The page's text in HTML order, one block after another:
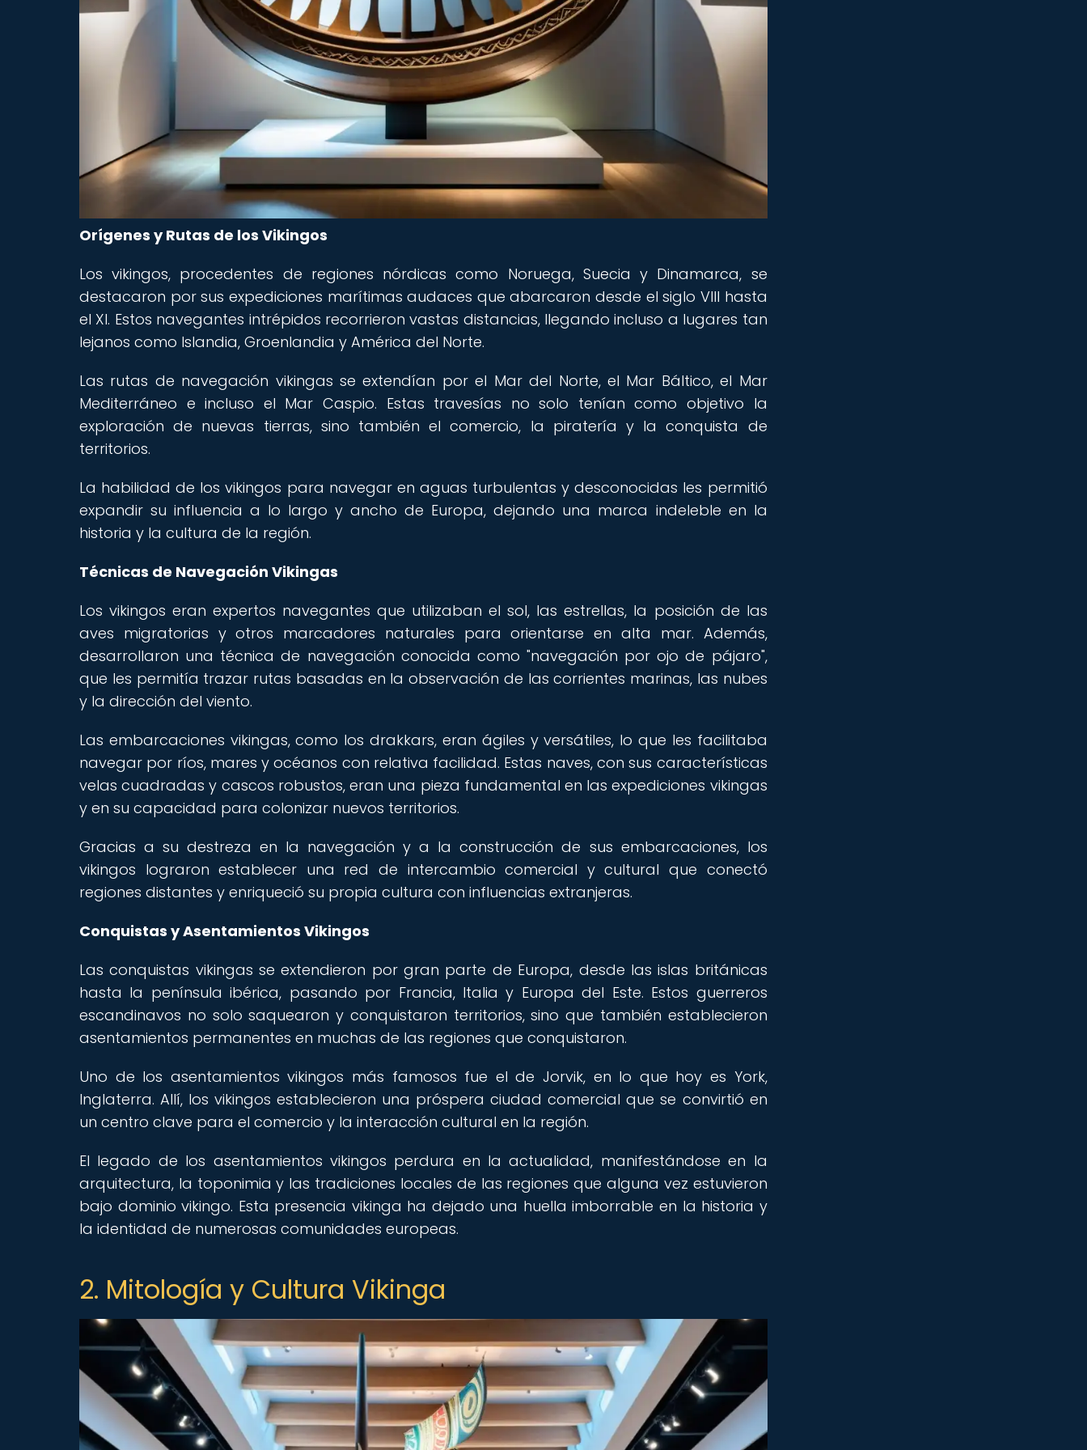
Orígenes y Rutas de los Vikingos
Los vikingos, procedentes de regiones nórdicas como Noruega, Suecia y Dinamarca, se
destacaron por sus expediciones marítimas audaces que abarcaron desde el siglo VIII hasta
el XI. Estos navegantes intrépidos recorrieron vastas distancias, llegando incluso a lugares tan
lejanos como Islandia, Groenlandia y América del Norte.
Las rutas de navegación vikingas se extendían por el Mar del Norte, el Mar Báltico, el Mar
Mediterráneo e incluso el Mar Caspio. Estas travesías no solo tenían como objetivo la
exploración de nuevas tierras, sino también el comercio, la piratería y la conquista de
territorios.
La habilidad de los vikingos para navegar en aguas turbulentas y desconocidas les permitió
expandir su influencia a lo largo y ancho de Europa, dejando una marca indeleble en la
historia y la cultura de la región.
Técnicas de Navegación Vikingas
Los vikingos eran expertos navegantes que utilizaban el sol, las estrellas, la posición de las
aves migratorias y otros marcadores naturales para orientarse en alta mar. Además,
desarrollaron una técnica de navegación conocida como "navegación por ojo de pájaro",
que les permitía trazar rutas basadas en la observación de las corrientes marinas, las nubes
y la dirección del viento.
Las embarcaciones vikingas, como los drakkars, eran ágiles y versátiles, lo que les facilitaba
navegar por ríos, mares y océanos con relativa facilidad. Estas naves, con sus características
velas cuadradas y cascos robustos, eran una pieza fundamental en las expediciones vikingas
y en su capacidad para colonizar nuevos territorios.
Gracias a su destreza en la navegación y a la construcción de sus embarcaciones, los
vikingos lograron establecer una red de intercambio comercial y cultural que conectó
regiones distantes y enriqueció su propia cultura con influencias extranjeras.
Conquistas y Asentamientos Vikingos
Las conquistas vikingas se extendieron por gran parte de Europa, desde las islas británicas
hasta la península ibérica, pasando por Francia, Italia y Europa del Este. Estos guerreros
escandinavos no solo saquearon y conquistaron territorios, sino que también establecieron
asentamientos permanentes en muchas de las regiones que conquistaron.
Uno de los asentamientos vikingos más famosos fue el de Jorvik, en lo que hoy es York,
Inglaterra. Allí, los vikingos establecieron una próspera ciudad comercial que se convirtió en
un centro clave para el comercio y la interacción cultural en la región.
El legado de los asentamientos vikingos perdura en la actualidad, manifestándose en la
arquitectura, la toponimia y las tradiciones locales de las regiones que alguna vez estuvieron
bajo dominio vikingo. Esta presencia vikinga ha dejado una huella imborrable en la historia y
la identidad de numerosas comunidades europeas.
2. Mitología y Cultura Vikinga